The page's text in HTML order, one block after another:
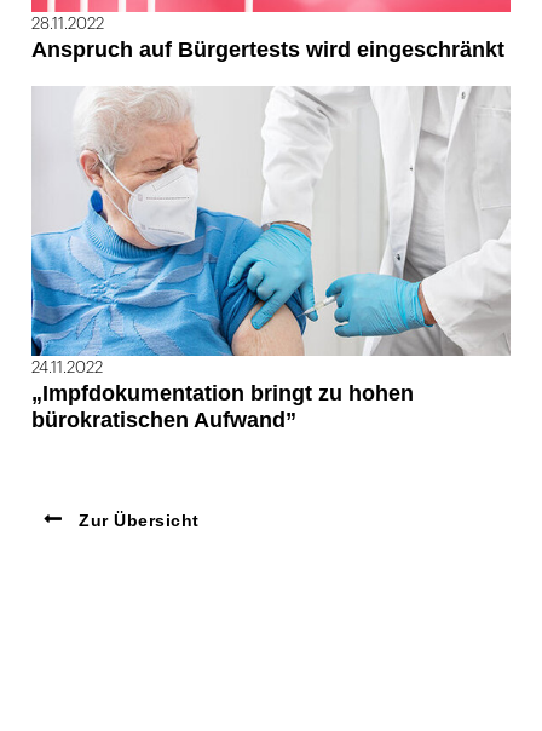
28.11.2022
Anspruch auf Bürgertests wird eingeschränkt
24.11.2022
„Impfdokumentation bringt zu hohen
bürokratischen Aufwand”
Zur Übersicht